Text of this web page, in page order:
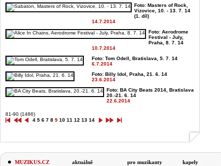
Foto: Masters of Rock,
Vizovice, 10. - 13. 7. 14
(1. díl)
14.7.2014
Foto: Aerodrome
Festival - July,
Praha, 8. 7. 14
10.7.2014
Foto: Tom Odell, Bratislava, 5. 7. 14
6.7.2014
Foto: Billy Idol, Praha, 21. 6. 14
23.6.2014
Foto: BA City Beats 2014, Bratislava
20.-21. 6. 14
22.6.2014
81-90 (1486)
4 5 6 7 8 9 10 11 12 13 14
MUZIKUS.CZ
aktuálně
pro muzikanty
kapely